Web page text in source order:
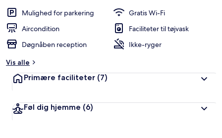
Mulighed for parkering
Gratis Wi-Fi
Aircondition
Faciliteter til tøjvask
Døgnåben reception
Ikke-ryger
Vis alle
Primære faciliteter (7)
Føl dig hjemme (6)